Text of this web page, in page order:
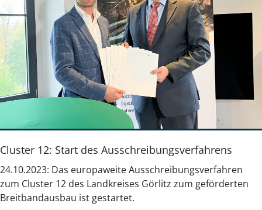
Cluster 12: Start des Ausschreibungsverfahrens
24.10.2023: Das europaweite Ausschreibungsverfahren
zum Cluster 12 des Landkreises Görlitz zum geförderten
Breitbandausbau ist gestartet.